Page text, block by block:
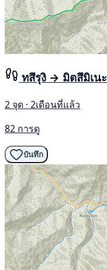
ทสึรุงิ → มิตสึมิเนะ
2 จุด · 2เดือนที่แล้ว
82 การดู
บันทึก